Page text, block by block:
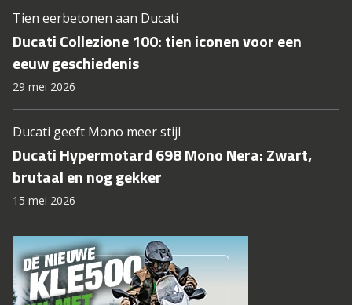
Tien eerbetonen aan Ducati
Ducati Collezione 100: tien iconen voor een
eeuw geschiedenis
29 mei 2026
Ducati geeft Mono meer stijl
Ducati Hypermotard 698 Mono Nera: Zwart,
brutaal en nog gekker
15 mei 2026